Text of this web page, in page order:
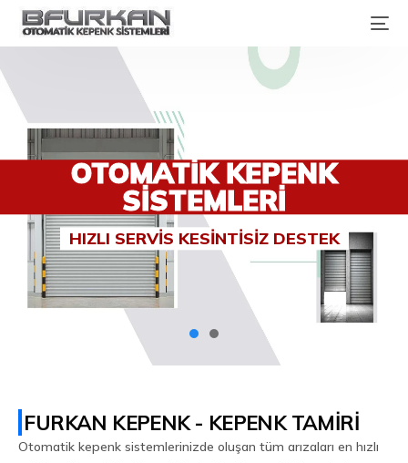
OTOMATIK KEPENK
SISTEMLERI
HIZLI SERVİS KESİNTİSİZ DESTEK
FURKAN KEPENK - KEPENK TAMİRİ
Otomatik kepenk sistemlerinizde oluşan tüm arızaları en hızlı